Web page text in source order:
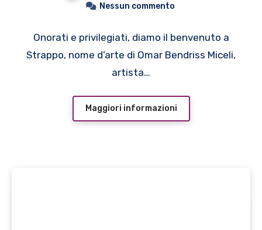
Nessun commento
Onorati e privilegiati, diamo il benvenuto a
Strappo, nome d’arte di Omar Bendriss Miceli,
artista…
Maggiori informazioni